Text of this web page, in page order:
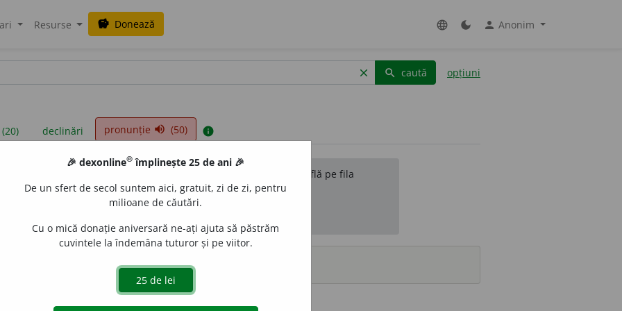
Resurse savings Donează language dark_mode person Anonim
clear search caută opțiuni
declinări pronunție volume_up (50) info
sunt compilate de echipa dexonline. Definițiile originale se află pe fila
reordona filele pe pagina depreferințe.
surse
🎉 dexonline® împlinește 25 de ani 🎉
De un sfert de secol suntem aici, gratuit, zi de zi, pentru
milioane de căutări.
Cu o mică donație aniversară ne-ați ajuta să păstrăm
cuvintele la îndemâna tuturor și pe viitor.